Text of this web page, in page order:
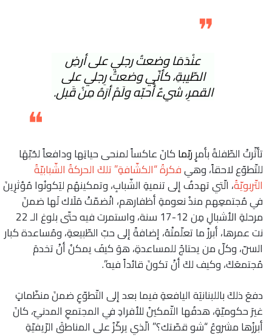
❞
عنْدَمَا وضعتُ رجلي على أرضِ
الطّيبةِ، كأنّي وضعتُ رِجلي على
القمرِ، شيءٌ أُحبّه ولَمْ أرَهُ مِنْ قَبل.
❝
تأثّرتْ الطّفلةُ بأمرٍربّماكانَ عاكساً لمنحى حياتِها ودافعاً لحُبّهَا
للتّطوّع لاحقاً، وهيفكرةُ “الكشّافةِ” تلكَ الحركةُ الشّبابيّةُ
التّربويّةُ، الّتي تهدفُ إلى تنميةِ الشّبابِ، وتمكينهُم ليَكونُوا مُؤثرِينَ
في مُجتمعِهم منذُ نعومةِ أظفارهم، انْضمّتْ مَلَاك لَها ضمنَ
مرحلةِ الأشبالِ مِن 12-17 سنة، واستمرت فيه حتّى بلوغ الـ 22
نت عمرها، أبرزُ ما تعلّمتْهُ، إضافةً إلى حبّ الطّبيعةِ، ومُساعدة كبار
السنّ، وكلّ من يحتاجُ للمساعدةِ، هوَ كيفَ يمكنُ أنْ تخدمَ
مُجتمعَكَ، وكيف لكَ أنْ تكونَ قائداً فيه”.
دفعَ ذلكَ باللبنانيَة اليافعةِ فيما بعد إلى التّطوّعِ ضمنَ منظّماتٍ
غيرَ حكوميّةٍ، هدفُها التّمكينُ للأفرادِ في المجتمعِ المدنيّ، كانَ
أبرزُها مشروعُ “شو قصّتك؟” الّذي يركّزُ على المناطقَ الرّيفيّةِ